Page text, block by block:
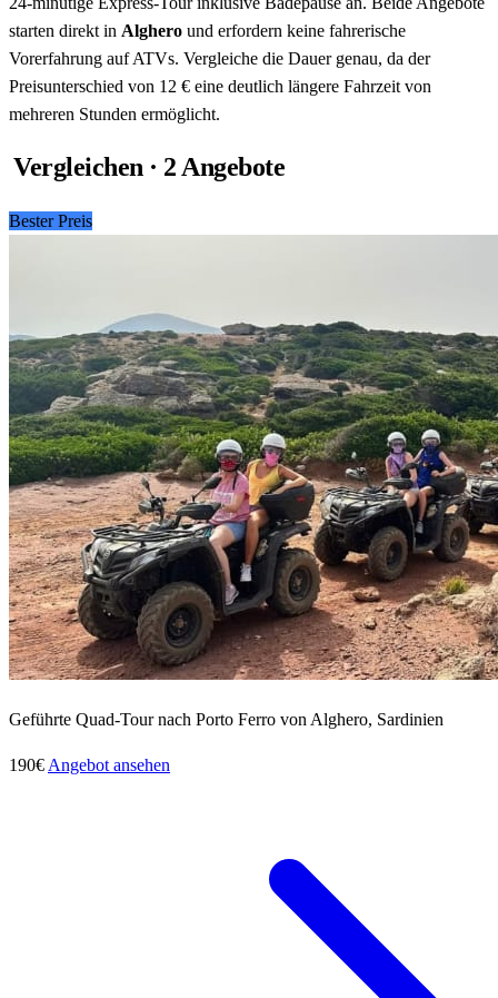
starten direkt in Alghero und erfordern keine fahrerische
Vorerfahrung auf ATVs. Vergleiche die Dauer genau, da der
Preisunterschied von 12 € eine deutlich längere Fahrzeit von
mehreren Stunden ermöglicht.
Vergleichen · 2 Angebote
Bester Preis
Geführte Quad-Tour nach Porto Ferro von Alghero, Sardinien
190€ Angebot ansehen